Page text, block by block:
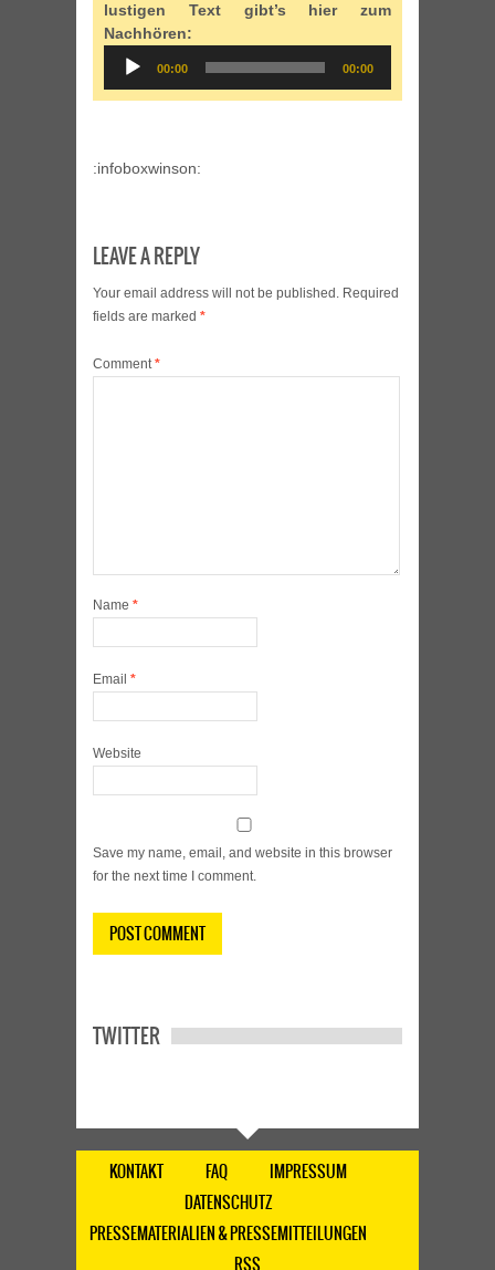
lustigen Text gibt’s hier zum
Nachhören:
Audio
Player
00:00 00:00
:infoboxwinson:
LEAVE A REPLY
Your email address will not be published. Required
fields are marked *
Comment*
Name *
Email *
Website
Save my name, email, and website in this browser
for the next time I comment.
TWITTER
KONTAKT FAQ
IMPRESSUM
DATENSCHUTZ
PRESSEMATERIALIEN & PRESSEMITTEILUNGEN
RSS